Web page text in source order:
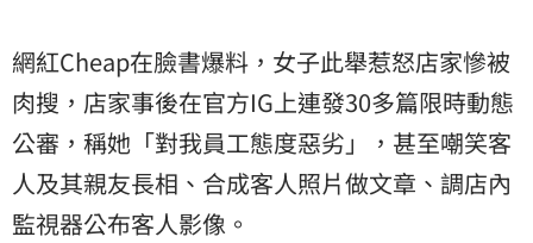
網紅Cheap在臉書爆料，女子此舉惹怒店家慘被
肉搜，店家事後在官方IG上連發30多篇限時動態
公審，稱她「對我員工態度惡劣」，甚至嘲笑客
人及其親友長相、合成客人照片做文章、調店內
監視器公布客人影像。